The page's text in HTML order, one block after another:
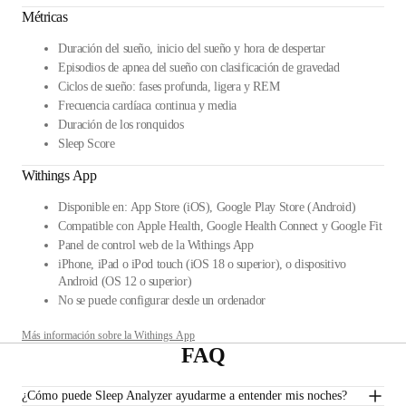
Métricas
Duración del sueño, inicio del sueño y hora de despertar
Episodios de apnea del sueño con clasificación de gravedad
Ciclos de sueño: fases profunda, ligera y REM
Frecuencia cardíaca continua y media
Duración de los ronquidos
Sleep Score
Withings App
Disponible en: App Store (iOS), Google Play Store (Android)
Compatible con Apple Health, Google Health Connect y Google Fit
Panel de control web de la Withings App
iPhone, iPad o iPod touch (iOS 18 o superior), o dispositivo
Android (OS 12 o superior)
No se puede configurar desde un ordenador
Más información sobre la Withings App
FAQ
¿Cómo puede Sleep Analyzer ayudarme a entender mis noches?